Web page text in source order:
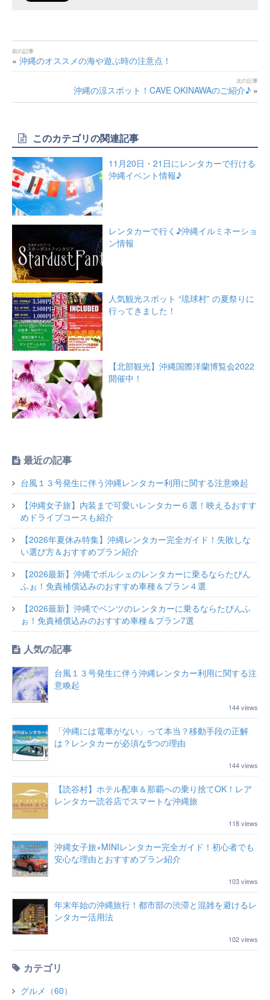
« 沖縄のオススメの海や遊ぶ時の注意点！
沖縄の涼スポット！CAVE OKINAWAのご紹介♪ »
このカテゴリの関連記事
11月20日・21日にレンタカーで行ける
沖縄イベント情報♪
レンタカーで行く♪沖縄イルミネーショ
ン情報
人気観光スポット “琉球村” の夏祭りに
行ってきました！
【北部観光】沖縄国際洋蘭博覧会2022
開催中！
最近の記事
台風１３号発生に伴う沖縄レンタカー利用に関する注意喚起
【沖縄女子旅】内装まで可愛いレンタカー６選！映えるおすす
めドライブコースも紹介
【2026年夏休み特集】沖縄レンタカー完全ガイド！失敗しな
い選び方＆おすすめプラン紹介
【2026最新】沖縄でポルシェのレンタカーに乗るならたびん
ふぉ！免責補償込みのおすすめ車種＆プラン４選
【2026最新】沖縄でベンツのレンタカーに乗るならたびんふ
ぉ！免責補償込みのおすすめ車種＆プラン7選
人気の記事
台風１３号発生に伴う沖縄レンタカー利用に関する注
意喚起
144 views
「沖縄には電車がない」って本当？移動手段の正解
は？レンタカーが必須な5つの理由
144 views
【読谷村】ホテル配車＆那覇への乗り捨てOK！レア
レンタカー読谷店でスマートな沖縄旅
118 views
沖縄女子旅×MINIレンタカー完全ガイド！初心者でも
安心な理由とおすすめプラン紹介
103 views
年末年始の沖縄旅行！都市部の渋滞と混雑を避けるレ
ンタカー活用法
102 views
カテゴリ
グルメ（60）